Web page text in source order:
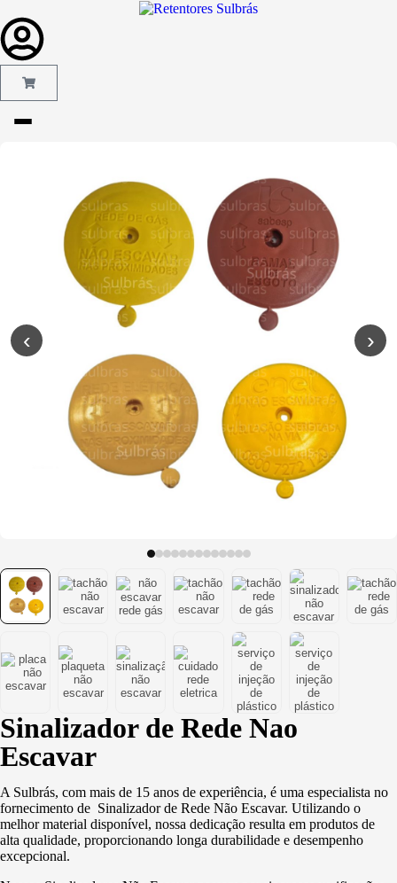
‹ ›
Sinalizador de Rede Nao
Escavar
A Sulbrás, com mais de 15 anos de experiência, é uma especialista no
fornecimento de Sinalizador de Rede Não Escavar. Utilizando o
melhor material disponível, nossa dedicação resulta em produtos de
alta qualidade, proporcionando longa durabilidade e desempenho
excepcional.
Injeção de
Plástico
Kit reparo
Pneumáticos
Linha
Industrial
Revestimento
e Poliuretano
(PU)
Serviço de
Usinagem
Ventosas